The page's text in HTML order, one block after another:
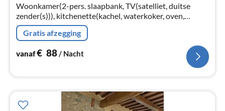
Woonkamer(2-pers. slaapbank, TV(satelliet, duitse
zender(s))), kitchenette(kachel, waterkoker, oven,
afwasmachine, koel-/vriescombinatie), slaapkamer(2-
pers. bed)
Gratis afzegging
vanaf€ 88/ Nacht